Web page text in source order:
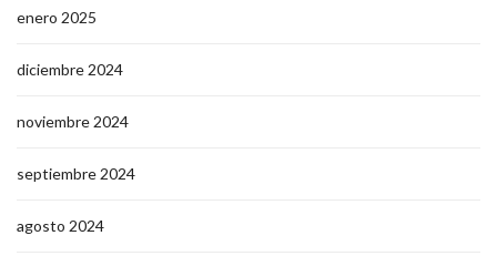
enero 2025
diciembre 2024
noviembre 2024
septiembre 2024
agosto 2024